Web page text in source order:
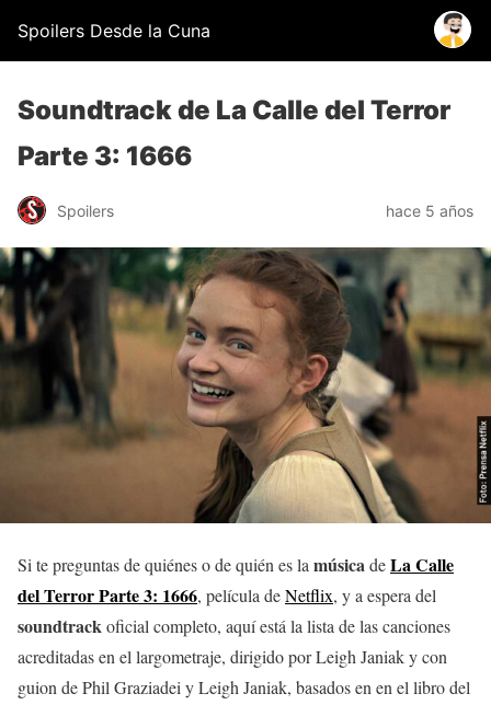
Spoilers Desde la Cuna
Soundtrack de La Calle del Terror
Parte 3: 1666
Spoilers hace 5 años
Si te preguntas de quiénes o de quién es la músicadeLa Calle
del Terror Parte 3: 1666, película deNetflix, y a espera del
soundtrackoficial completo, aquí está la lista de las canciones
acreditadas en el largometraje, dirigido por Leigh Janiak y con
guion de Phil Graziadei y Leigh Janiak, basados en en el libro del